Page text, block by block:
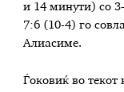
и 14 минути) со
7:6 (10-4) го
Алиасиме.
Ѓоковиќ во текот